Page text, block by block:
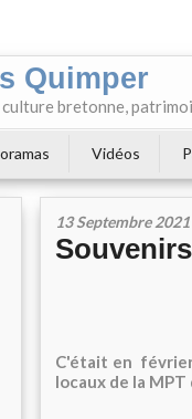
Quimper
bretonne,
Vidéos
13 Septembre 2021
C'était en février
locaux de la MPT